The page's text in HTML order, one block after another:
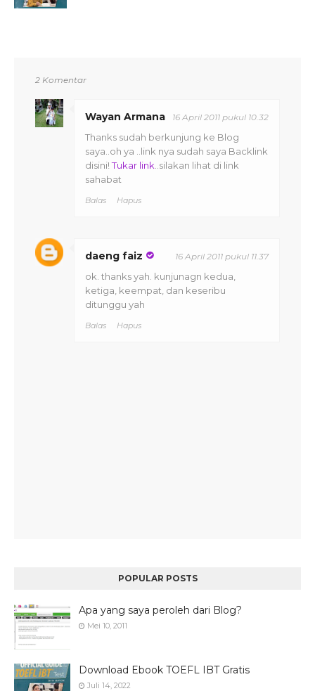
2 Komentar
Wayan Armana 16 April 2011 pukul 10.32
Thanks sudah berkunjung ke Blog
saya..oh ya ..link nya sudah saya Backlink
disini!Tukar link ..silakan lihat di link
sahabat
Balas Hapus
daeng faiz 16 April 2011 pukul 11.37
ok. thanks yah. kunjunagn kedua,
ketiga, keempat, dan keseribu
ditunggu yah
Balas Hapus
POPULAR POSTS
Apa yang saya peroleh dari Blog?
Mei 10, 2011
Download Ebook TOEFL IBT Gratis
Juli 14, 2022